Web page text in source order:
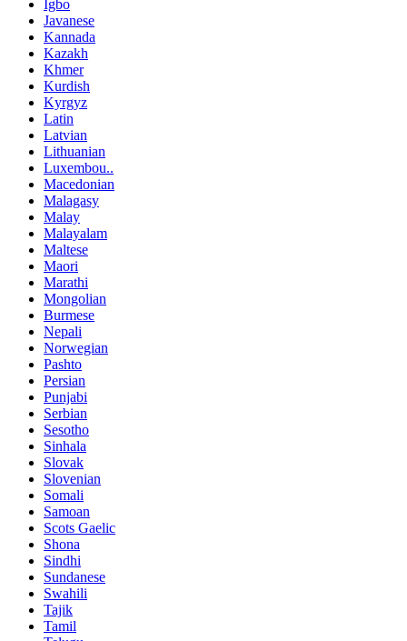
Igbo
Javanese
Kannada
Kazakh
Khmer
Kurdish
Kyrgyz
Latin
Latvian
Lithuanian
Luxembou..
Macedonian
Malagasy
Malay
Malayalam
Maltese
Maori
Marathi
Mongolian
Burmese
Nepali
Norwegian
Pashto
Persian
Punjabi
Serbian
Sesotho
Sinhala
Slovak
Slovenian
Somali
Samoan
Scots Gaelic
Shona
Sindhi
Sundanese
Swahili
Tajik
Tamil